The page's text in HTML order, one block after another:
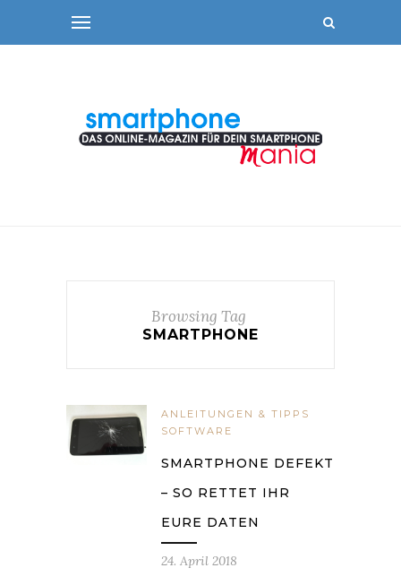
Browsing Tag
SMARTPHONE
ANLEITUNGEN & TIPPS
SOFTWARE
SMARTPHONE DEFEKT
– SO RETTET IHR
EURE DATEN
24. April 2018